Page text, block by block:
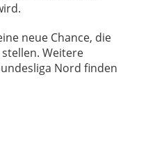
neue Chance, die
Weitere
Nord finden